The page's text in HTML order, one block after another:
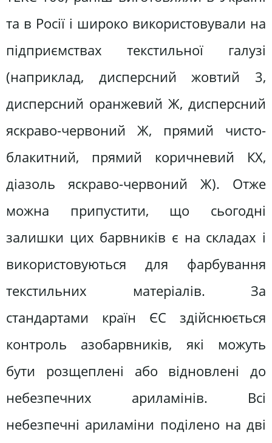
та в Росії і широко використовували на
підприємствах текстильної галузі
(наприклад, дисперсний жовтий 3,
дисперсний оранжевий Ж, дисперсний
яскраво-червоний Ж, прямий чисто-
блакитний, прямий коричневий КХ,
діазоль яскраво-червоний Ж). Отже
можна припустити, що сьогодні
залишки цих барвників є на складах і
використовуються для фарбування
текстильних матеріалів. За
стандартами країн ЄС здійснюється
контроль азобарвників, які можуть
бути розщеплені або відновлені до
небезпечних ариламінів. Всі
небезпечні ариламіни поділено на дві